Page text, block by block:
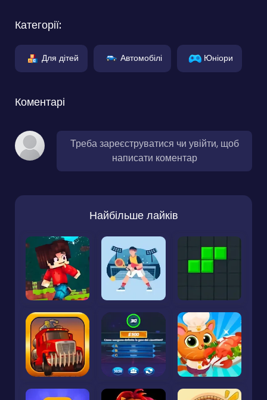
Категорії:
Для дітей Автомобілі Юніори
Коментарі
Треба зареєструватися чи увійти, щоб
написати коментар
Найбільше лайків